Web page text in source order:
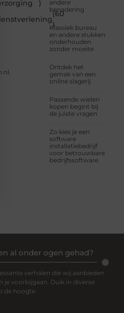
)
(60
)
andere
benadering
Klassiek bureau
en andere stukken
onderhouden
zonder moeite
Ontdek het
gemak van een
online slagerij
Passende wielen
kopen begint bij
de juiste vragen
Zo kies je een
software
installatiebedrijf
voor betrouwbare
bedrijfssoftware
al onder ogen gehad?
verhalen die wij aanbieden
je voorbijgaan. Duik in diverse
de hoogte.